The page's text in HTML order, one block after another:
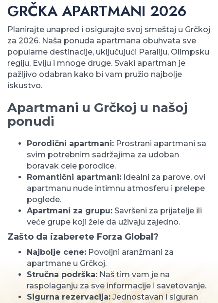
GRČKA APARTMANI 2026
Planirajte unapred i osigurajte svoj smeštaj u Grčkoj
za 2026. Naša ponuda apartmana obuhvata sve
popularne destinacije, uključujući Paraliju, Olimpsku
regiju, Eviju i mnoge druge. Svaki apartman je
pažljivo odabran kako bi vam pružio najbolje
iskustvo.
Apartmani u Grčkoj u našoj
ponudi
Porodični apartmani: Prostrani apartmani sa
svim potrebnim sadržajima za udoban
boravak cele porodice.
Romantični apartmani: Idealni za parove, ovi
apartmanu nude intimnu atmosferu i prelepe
poglede.
Apartmani za grupu: Savršeni za prijatelje ili
veće grupe koji žele da uživaju zajedno.
Zašto da izaberete Forza Global?
Najbolje cene: Povoljni aranžmani za
apartmane u Grčkoj.
Stručna podrška: Naš tim vam je na
raspolaganju za sve informacije i savetovanje.
Sigurna rezervacija: Jednostavan i siguran